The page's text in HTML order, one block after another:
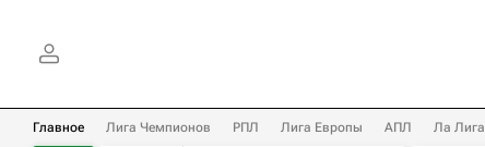
Главное Лига Чемпионов РПЛ Лига Европы АПЛ Ла Лига